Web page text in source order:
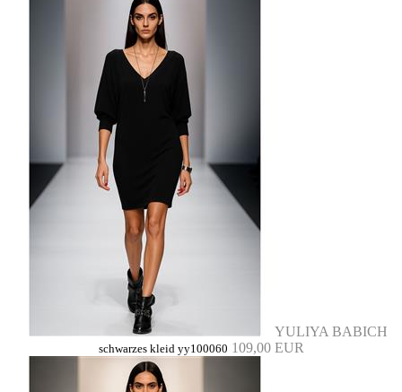
YULIYA BABICH
schwarzes kleid yy100060 109,00 EUR